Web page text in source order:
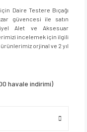
Daire Testere Bıçağı
güvencesi ile satın
Alet ve Aksesuar
incelemek için ilgili
orjinal ve 2 yıl
havale indirimi)